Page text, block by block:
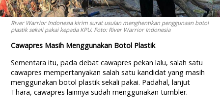
River Warrior Indonesia kirim surat usulan menghentikan penggunaan botol
plastik sekali pakai kepada KPU. Foto: River Warrior Indonesia
Cawapres Masih Menggunakan Botol Plastik
Sementara itu, pada debat cawapres pekan lalu, salah satu
cawapres mempertanyakan salah satu kandidat yang masih
menggunakan botol plastik sekali pakai. Padahal, lanjut
Thara, cawapres lainnya sudah menggunakan tumbler.